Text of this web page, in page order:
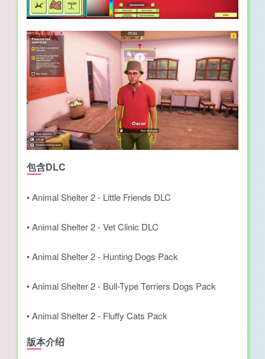
包含DLC
• Animal Shelter 2 - Little Friends DLC
• Animal Shelter 2 - Vet Clinic DLC
• Animal Shelter 2 - Hunting Dogs Pack
• Animal Shelter 2 - Bull-Type Terriers Dogs Pack
• Animal Shelter 2 - Fluffy Cats Pack
版本介绍